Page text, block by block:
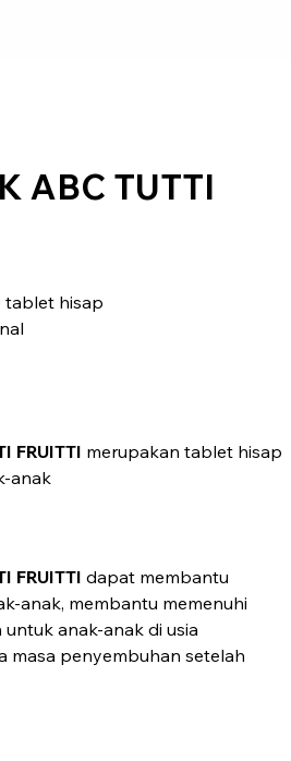
ABC TUTTI
tablet hisap
FRUITTI merupakan tablet hisap
anak
FRUITTI dapat membantu
anak, membantu memenuhi
anak-anak di usia
masa penyembuhan setelah